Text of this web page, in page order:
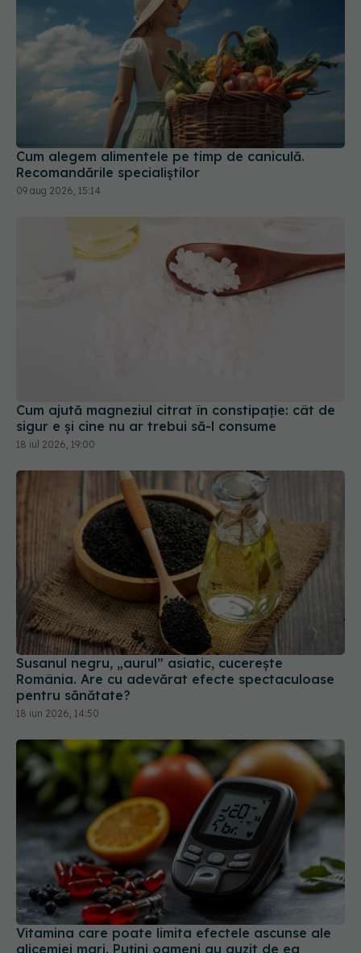
Cum alegem alimentele pe timp de caniculă.
Recomandările specialiștilor
09 aug 2026, 15:14
Cum ajută magneziul citrat în constipație: cât de
sigur e și cine nu ar trebui să-l consume
18 iul 2026, 19:00
Susanul negru, „aurul” asiatic, cucerește
România. Are cu adevărat efecte spectaculoase
pentru sănătate?
18 iun 2026, 14:50
Vitamina care poate limita efectele ascunse ale
glicemiei mari. Puțini oameni au auzit de ea